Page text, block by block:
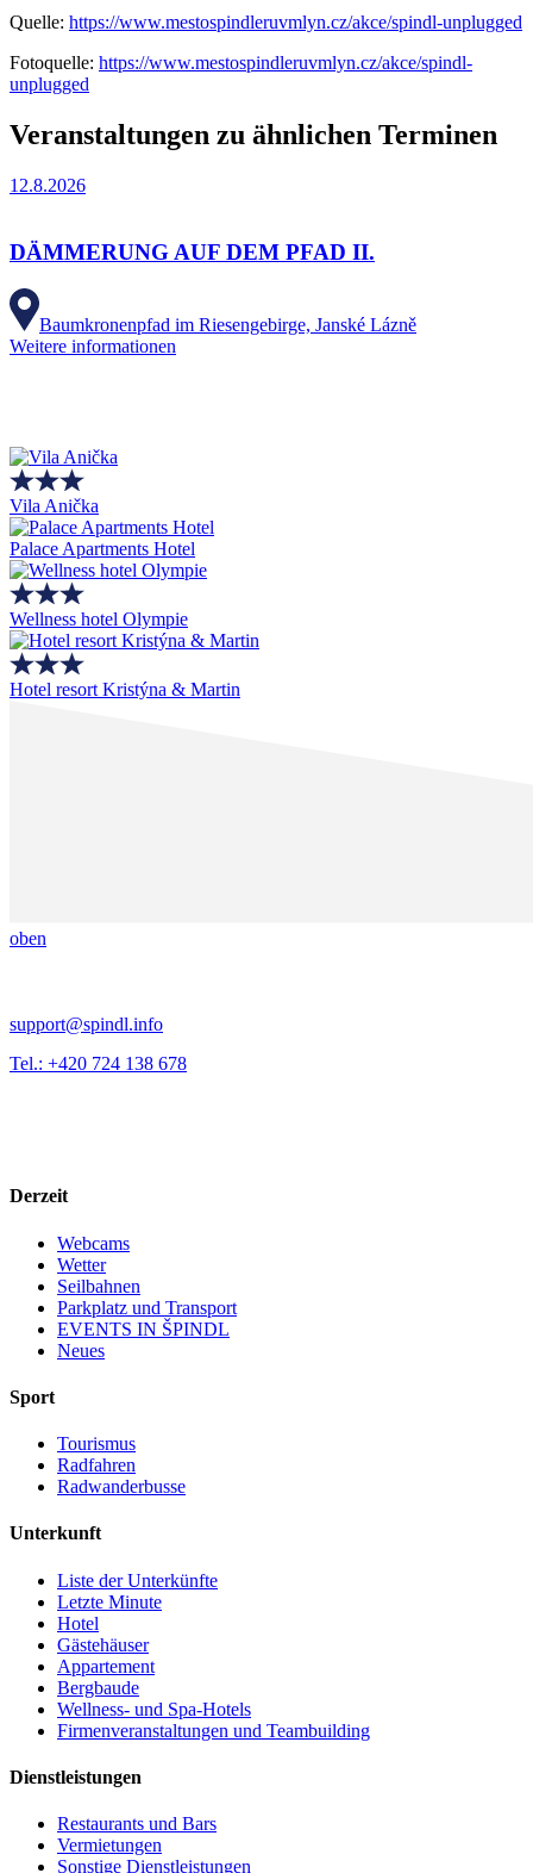
Quelle: https://www.mestospindleruvmlyn.cz/akce/spindl-unplugged
Fotoquelle: https://www.mestospindleruvmlyn.cz/akce/spindl-
unplugged
Veranstaltungen zu ähnlichen Terminen
12.8.2026
DÄMMERUNG AUF DEM PFAD II.
Baumkronenpfad im Riesengebirge, Janské Lázně
Weitere informationen
Vila Anička
Palace Apartments Hotel
Wellness hotel Olympie
Hotel resort Kristýna & Martin
oben
support@spindl.info
Tel.: +420 724 138 678
Derzeit
Webcams
Wetter
Seilbahnen
Parkplatz und Transport
EVENTS IN ŠPINDL
Neues
Sport
Tourismus
Radfahren
Radwanderbusse
Unterkunft
Liste der Unterkünfte
Letzte Minute
Hotel
Gästehäuser
Appartement
Bergbaude
Wellness- und Spa-Hotels
Firmenveranstaltungen und Teambuilding
Dienstleistungen
Restaurants und Bars
Vermietungen
Sonstige Dienstleistungen